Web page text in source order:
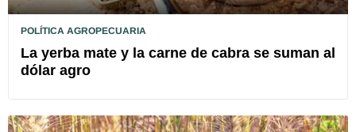
POLÍTICA AGROPECUARIA
La yerba mate y la carne de cabra se suman al
dólar agro